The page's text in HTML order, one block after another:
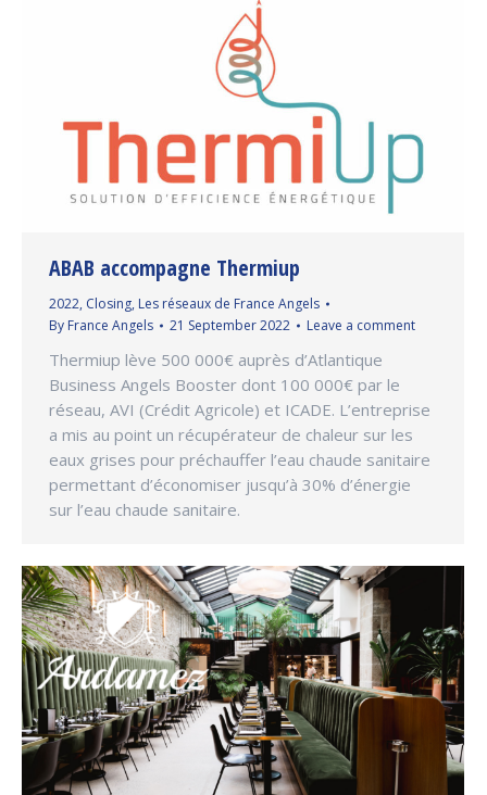
ABAB accompagne Thermiup
2022, Closing, Les réseaux de France Angels
By France Angels 21 September 2022 Leave a comment
Thermiup lève 500 000€ auprès d’Atlantique
Business Angels Booster dont 100 000€ par le
réseau, AVI (Crédit Agricole) et ICADE. L’entreprise
a mis au point un récupérateur de chaleur sur les
eaux grises pour préchauffer l’eau chaude sanitaire
permettant d’économiser jusqu’à 30% d’énergie
sur l’eau chaude sanitaire.